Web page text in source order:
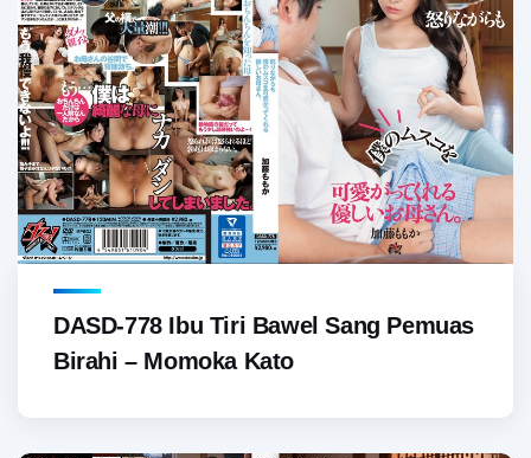
DASD-778 Ibu Tiri Bawel Sang Pemuas
Birahi – Momoka Kato